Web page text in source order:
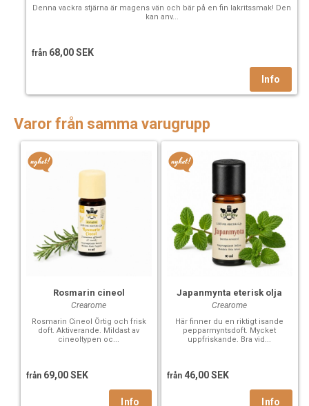
Denna vackra stjärna är magens vän och bär på en fin lakritssmak! Den
kan anv...
från 68,00 SEK
Varor från samma varugrupp
Rosmarin cineol
Crearome
Rosmarin Cineol Örtig och frisk
doft. Aktiverande. Mildast av
cineoltypen oc...
från 69,00 SEK
Japanmynta eterisk olja
Crearome
Här finner du en riktigt isande
pepparmyntsdoft. Mycket
uppfriskande. Bra vid...
från 46,00 SEK